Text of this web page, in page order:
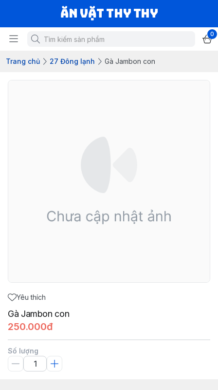
Ăn vặt Thy Thy
0
Trang chủ 27 Đông lạnh Gà Jambon con
Yêu thích
Gà Jambon con
250.000đ
Số lượng